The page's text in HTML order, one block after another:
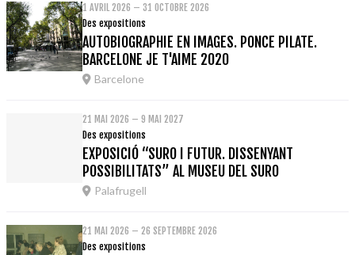
1 AVRIL 2026 – 31 OCTOBRE 2026
Des expositions
AUTOBIOGRAPHIE EN IMAGES. PONCE PILATE.
BARCELONE JE T'AIME 2020
Barcelone
21 MAI 2026 – 9 MAI 2027
Des expositions
EXPOSICIÓ “SURO I FUTUR. DISSENYANT
POSSIBILITATS” AL MUSEU DEL SURO
Palafrugell
21 MAI 2026 – 26 SEPTEMBRE 2026
Des expositions